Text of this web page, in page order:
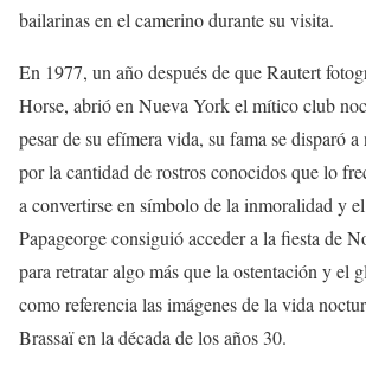
bailarinas en el camerino durante su visita.
En 1977, un año después de que Rautert
Horse, abrió en Nueva York el mítico club
pesar de su efímera vida, su fama se disparó
por la cantidad de rostros conocidos que lo
a convertirse en símbolo de la inmoralidad y
Papageorge consiguió acceder a la fiesta de
para retratar algo más que la ostentación y el
como referencia las imágenes de la vida
Brassaï en la década de los años 30.